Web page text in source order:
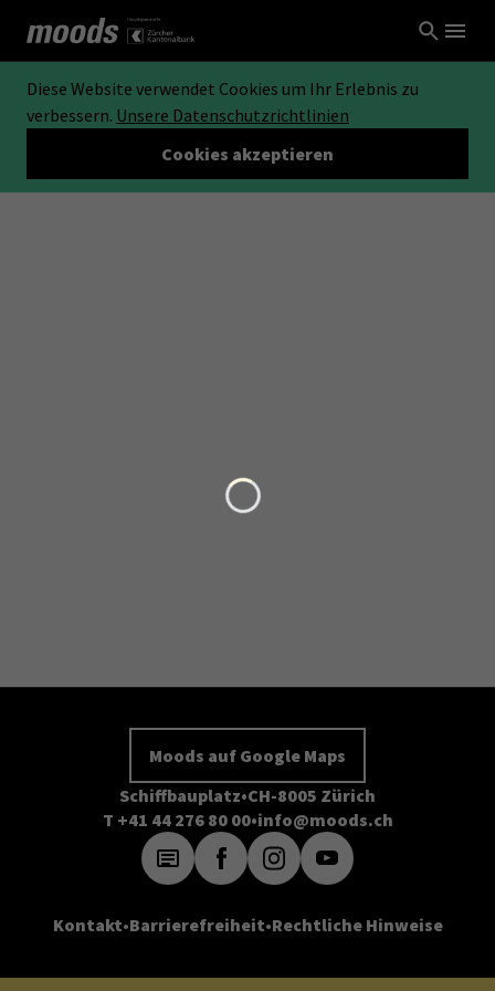
Diese Website verwendet Cookies um Ihr Erlebnis zu
verbessern. Unsere Datenschutzrichtlinien
Cookies akzeptieren
Moods auf Google Maps
Schiffbauplatz CH-8005 Zürich
T +41 44 276 80 00 info@moods.ch
Kontakt Barrierefreiheit Rechtliche Hinweise